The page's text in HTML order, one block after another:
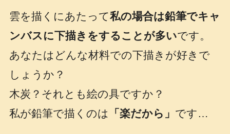
雲を描くにあたって私の場合は鉛筆でキャ
ンバスに下描きをすることが多いです。
あなたはどんな材料での下描きが好きで
しょうか？
木炭？それとも絵の具ですか？
私が鉛筆で描くのは
「楽だから」 です…